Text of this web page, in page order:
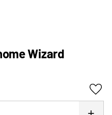
Wizard